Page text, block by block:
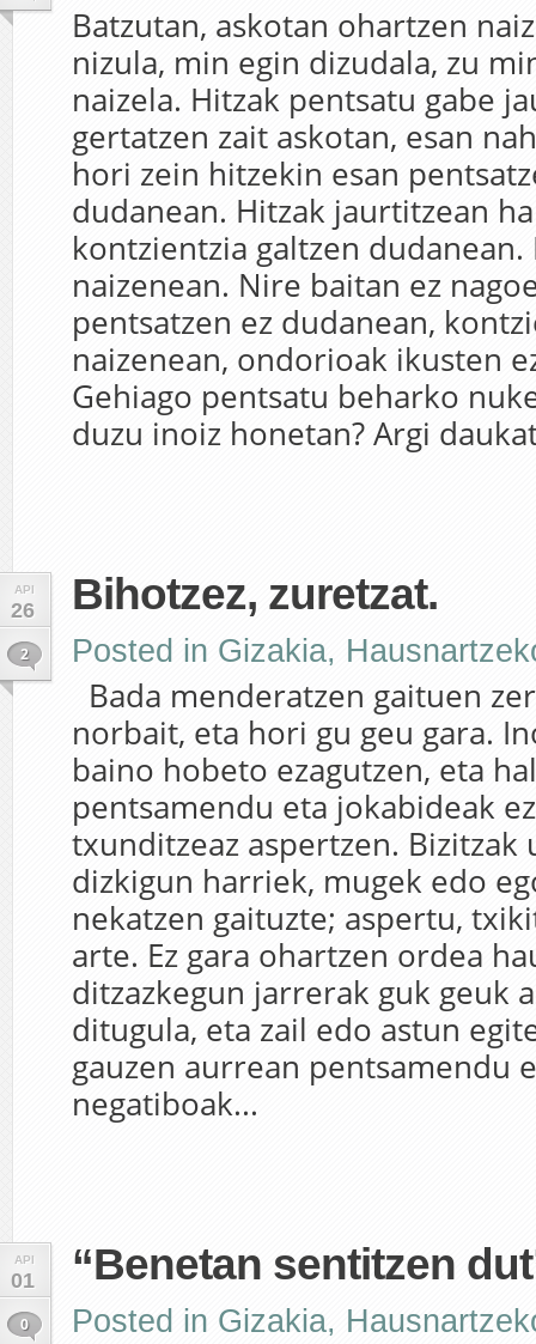
Batzutan, askotan ohartzen
nizula, min egin dizudala, zu
naizela. Hitzak pentsatu gabe
gertatzen zait askotan, esan
hori zein hitzekin esan
dudanean. Hitzak jaurtitzean
kontzientzia galtzen
naizenean. Nire baitan ez
pentsatzen ez dudanean,
naizenean, ondorioak ikusten
Gehiago pentsatu beharko
duzu inoiz honetan? Argi
API
26
2
Bihotzez, zuretzat.
Posted in Gizakia,
Bada menderatzen gaituen
norbait, eta hori gu geu gara.
baino hobeto ezagutzen, eta
pentsamendu eta jokabideak
txunditzeaz aspertzen.
dizkigun harriek, mugek edo
nekatzen gaituzte; aspertu,
arte. Ez gara ohartzen ordea
ditzazkegun jarrerak guk geuk
ditugula, eta zail edo astun
gauzen aurrean pentsamendu
negatiboak...
API
01
0
“Benetan sentitzen
Posted in Gizakia,